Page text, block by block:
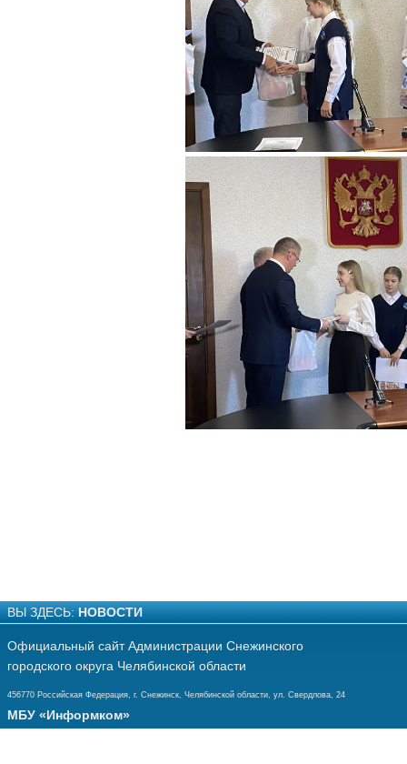
ВЫ ЗДЕСЬ: НОВОСТИ
Официальный сайт Администрации Снежинского
городского округа Челябинской области
456770 Российская Федерация, г. Снежинск, Челябинской области, ул. Свердлова, 24
МБУ «Информком»